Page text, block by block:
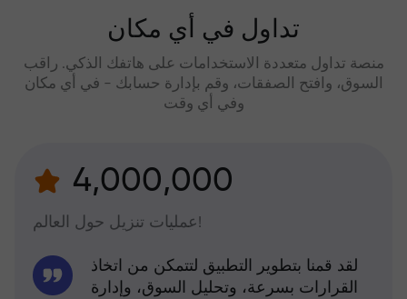
تداول في أي مكان
منصة تداول متعددة الاستخدامات على هاتفك الذكي. راقب
السوق، وافتح الصفقات، وقم بإدارة حسابك - في أي مكان
وفي أي وقت
4,000,000
عمليات تنزيل حول العالم!
لقد قمنا بتطوير التطبيق لتتمكن من اتخاذ
القرارات بسرعة، وتحليل السوق، وإدارة